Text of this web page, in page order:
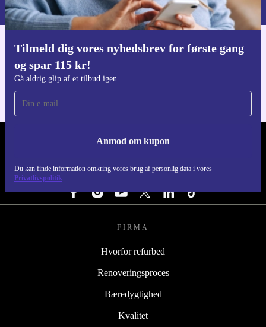
Tilmeld dig vores nyhedsbrev for første gang
og spar 115 kr!
Gå aldrig glip af et tilbud igen.
Anmod om kupon
Du kan finde information omkring vores brug af personlig data i vores
Privatlivspolitik
Download refurbed appen
REFURBED DANMARK - RETHINK NEW.
FØLG OS
FIRMA
Hvorfor refurbed
Renoveringsproces
Bæredygtighed
Kvalitet